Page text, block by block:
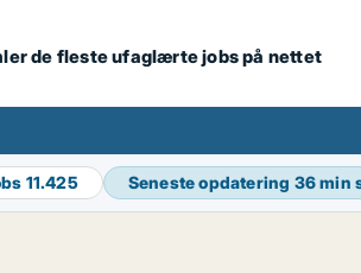
de fleste ufaglærte jobs på nettet
11.425 Seneste opdatering 36 min